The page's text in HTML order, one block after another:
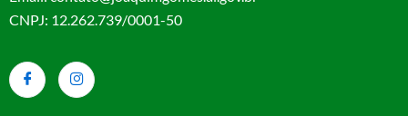
CNPJ: 12.262.739/0001-50